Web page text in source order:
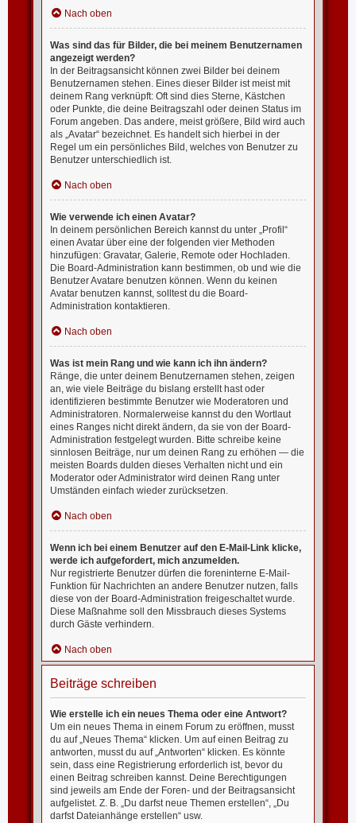
Nach oben
Was sind das für Bilder, die bei meinem Benutzernamen
angezeigt werden?
In der Beitragsansicht können zwei Bilder bei deinem
Benutzernamen stehen. Eines dieser Bilder ist meist mit
deinem Rang verknüpft: Oft sind dies Sterne, Kästchen
oder Punkte, die deine Beitragszahl oder deinen Status im
Forum angeben. Das andere, meist größere, Bild wird auch
als „Avatar“ bezeichnet. Es handelt sich hierbei in der
Regel um ein persönliches Bild, welches von Benutzer zu
Benutzer unterschiedlich ist.
Nach oben
Wie verwende ich einen Avatar?
In deinem persönlichen Bereich kannst du unter „Profil“
einen Avatar über eine der folgenden vier Methoden
hinzufügen: Gravatar, Galerie, Remote oder Hochladen.
Die Board-Administration kann bestimmen, ob und wie die
Benutzer Avatare benutzen können. Wenn du keinen
Avatar benutzen kannst, solltest du die Board-
Administration kontaktieren.
Nach oben
Was ist mein Rang und wie kann ich ihn ändern?
Ränge, die unter deinem Benutzernamen stehen, zeigen
an, wie viele Beiträge du bislang erstellt hast oder
identifizieren bestimmte Benutzer wie Moderatoren und
Administratoren. Normalerweise kannst du den Wortlaut
eines Ranges nicht direkt ändern, da sie von der Board-
Administration festgelegt wurden. Bitte schreibe keine
sinnlosen Beiträge, nur um deinen Rang zu erhöhen — die
meisten Boards dulden dieses Verhalten nicht und ein
Moderator oder Administrator wird deinen Rang unter
Umständen einfach wieder zurücksetzen.
Nach oben
Wenn ich bei einem Benutzer auf den E-Mail-Link klicke,
werde ich aufgefordert, mich anzumelden.
Nur registrierte Benutzer dürfen die foreninterne E-Mail-
Funktion für Nachrichten an andere Benutzer nutzen, falls
diese von der Board-Administration freigeschaltet wurde.
Diese Maßnahme soll den Missbrauch dieses Systems
durch Gäste verhindern.
Nach oben
Beiträge schreiben
Wie erstelle ich ein neues Thema oder eine Antwort?
Um ein neues Thema in einem Forum zu eröffnen, musst
du auf „Neues Thema“ klicken. Um auf einen Beitrag zu
antworten, musst du auf „Antworten“ klicken. Es könnte
sein, dass eine Registrierung erforderlich ist, bevor du
einen Beitrag schreiben kannst. Deine Berechtigungen
sind jeweils am Ende der Foren- und der Beitragsansicht
aufgelistet. Z. B. „Du darfst neue Themen erstellen“, „Du
darfst Dateianhänge erstellen“ usw.